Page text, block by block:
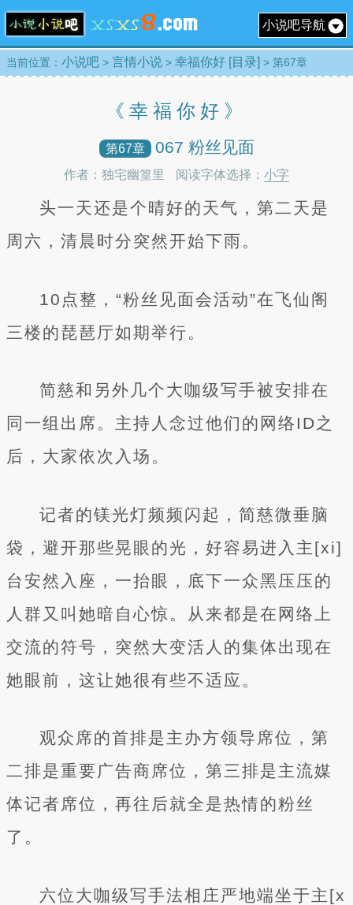
小说吧导航
当前位置： 小说吧 > 言情小说 > 幸福你好 [目录] > 第67章
《幸福你好》
第67章 067 粉丝见面
作者：独宅幽篁里 阅读字体选择： 小字
头一天还是个晴好的天气，第二天是
周六，清晨时分突然开始下雨。
10点整，“粉丝见面会活动”在飞仙阁
三楼的琵琶厅如期举行。
简慈和另外几个大咖级写手被安排在
同一组出席。主持人念过他们的网络ID之
后，大家依次入场。
记者的镁光灯频频闪起，简慈微垂脑
袋，避开那些晃眼的光，好容易进入主[xi]
台安然入座，一抬眼，底下一众黑压压的
人群又叫她暗自心惊。从来都是在网络上
交流的符号，突然大变活人的集体出现在
她眼前，这让她很有些不适应。
观众席的首排是主办方领导席位，第
二排是重要广告商席位，第三排是主流媒
体记者席位，再往后就全是热情的粉丝
了。
六位大咖级写手法相庄严地端坐于主[x